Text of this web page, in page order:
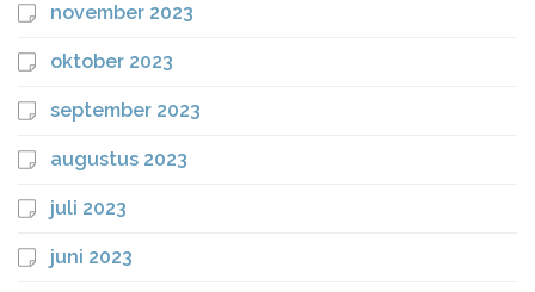
november 2023
oktober 2023
september 2023
augustus 2023
juli 2023
juni 2023